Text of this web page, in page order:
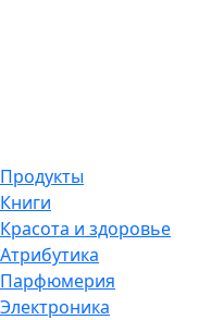
Продукты
Книги
Красота и здоровье
Атрибутика
Парфюмерия
Электроника